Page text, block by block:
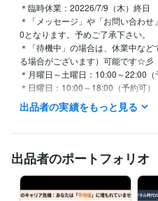
＊臨時休業：20226/7/9（木）終日
＊「メッセージ」や「お問い合わ
0となります。予めご了承下さい。
＊「待機中」の場合は、休業中な
る場合がございます）可能です☆彡
＊月曜日～土曜日：10:00～22:00（
＊日曜日：10:00～18:00（予約可）
＊学会・セミナー講演などで臨時休
エンジニア / 情報システム・社内
数 : 10年
コンサルタント / 経営コンサルタ
経営・マネジメント / 経営企画・
出品者の実績をもっと見る
出品者のポートフォリオ